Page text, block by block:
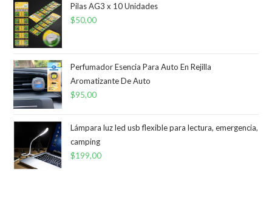
Pilas AG3 x 10 Unidades
$50,00
Perfumador Esencia Para Auto En Rejilla
Aromatizante De Auto
$95,00
Lámpara luz led usb flexible para lectura, emergencia,
camping
$199,00